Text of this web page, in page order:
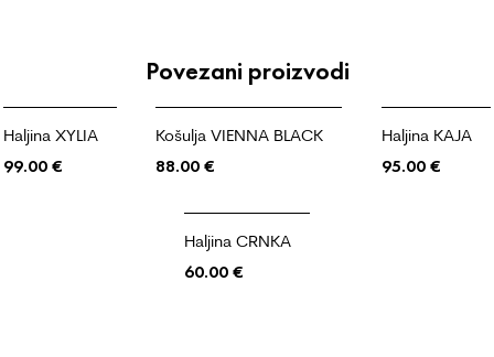
Povezani proizvodi
Haljina XYLIA
99.00 €
Košulja VIENNA BLACK
88.00€
Haljina KAJA
95.00€
Haljina CRNKA
60.00 €